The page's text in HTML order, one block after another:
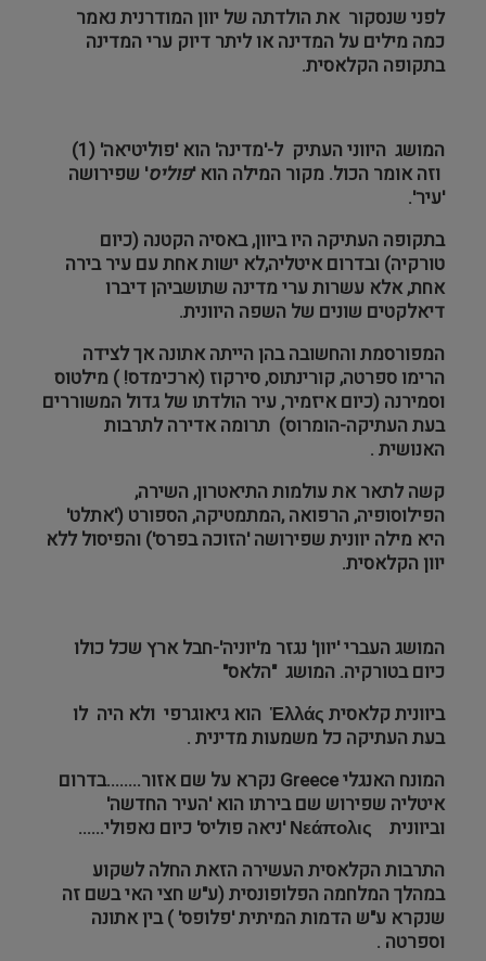
לפני שנסקור את הולדתה של יוון המודרנית נאמר
כמה מילים על המדינה או ליתר דיוק ערי המדינה
בתקופה הקלאסית.
המושג היווני העתיק ל-'מדינה' הוא 'פוליטיאה' (1)
וזה אומר הכול. מקור המילה הוא 'פוליס' שפירושה
'עיר'.
בתקופה העתיקה היו ביוון, באסיה הקטנה (כיום
טורקיה) ובדרום איטליה,לא ישות אחת עם עיר בירה
אחת, אלא עשרות ערי מדינה שתושביהן דיברו
דיאלקטים שונים של השפה היוונית.
המפורסמת והחשובה בהן הייתה אתונה אך לצידה
הרימו ספרטה, קורינתוס, סירקוז (ארכימדס! ) מילטוס
וסמירנה (כיום איזמיר, עיר הולדתו של גדול המשוררים
בעת העתיקה-הומרוס) תרומה אדירה לתרבות
האנושית .
קשה לתאר את עולמות התיאטרון, השירה,
הפילוסופיה, הרפואה ,המתמטיקה, הספורט ('אתלט'
היא מילה יוונית שפירושה 'הזוכה בפרס') והפיסול ללא
יוון הקלאסית.
המושג העברי 'יוון' נגזר מ'יוניה'-חבל ארץ שכל כולו
כיום בטורקיה. המושג "הלאס"
ביוונית קלאסית Ἑλλάς
הוא גיאוגרפי ולא היה לו
בעת העתיקה כל משמעות מדינית .
המונח האנגליGreece נקרא על שם אזור........בדרום
איטליה שפירוש שם בירתו הוא 'העיר החדשה'
וביוונית Νεάπολις'ניאה פוליס' כיום נאפולי......
התרבות הקלאסית העשירה הזאת החלה לשקוע
במהלך המלחמה הפלופונסית (ע"ש חצי האי בשם זה
שנקרא ע"ש הדמות המיתית 'פלופס' ) בין אתונה
וספרטה .